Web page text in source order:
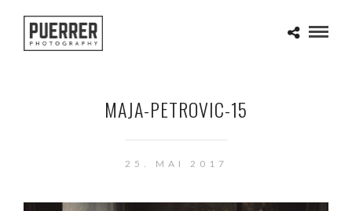
MAJA-PETROVIC-15
25. MAI 2017